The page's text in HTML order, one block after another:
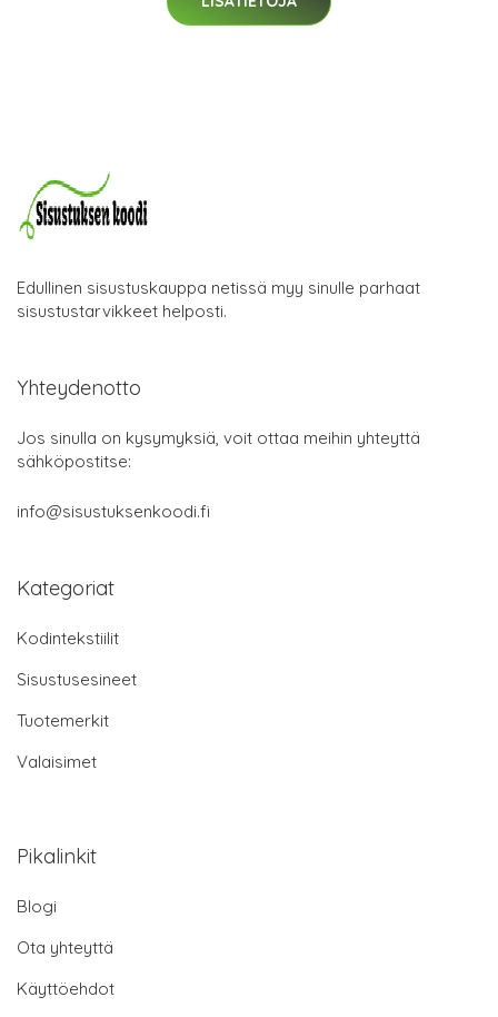
Edullinen sisustuskauppa netissä myy sinulle parhaat
sisustustarvikkeet helposti.
Yhteydenotto
Jos sinulla on kysymyksiä, voit ottaa meihin yhteyttä
sähköpostitse:
info@sisustuksenkoodi.fi
Kategoriat
Kodintekstiilit
Sisustusesineet
Tuotemerkit
Valaisimet
Pikalinkit
Blogi
Ota yhteyttä
Käyttöehdot